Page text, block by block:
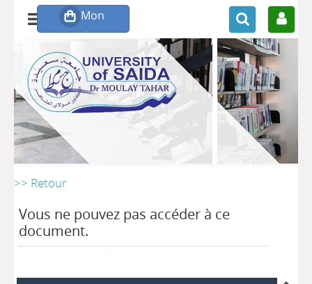
>> Retour
Vous ne pouvez pas accéder à ce
document.